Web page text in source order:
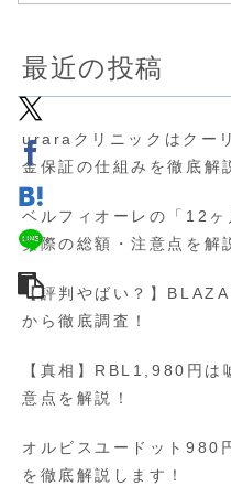
最近の投稿
uraraクリニックはクー
金保証の仕組みを徹底解
ベルフィオーレの「12ヶ
実際の総額・注意点を解
【評判やばい？】
から徹底調査！
【真相】RBL1,980円は
意点を解説！
オルビスユードット980
を徹底解説します！